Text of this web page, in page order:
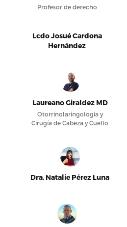
Profesor de derecho
Lcdo Josué Cardona
Hernández
Laureano Giraldez MD
Otorrinolaringología y
Cirugía de Cabeza y Cuello
Dra. Natalie Pérez Luna